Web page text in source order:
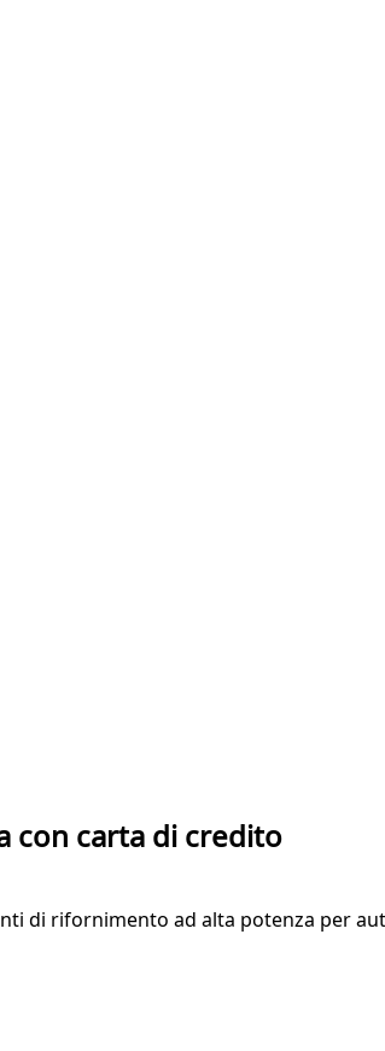
con carta di credito
di rifornimento ad alta potenza per